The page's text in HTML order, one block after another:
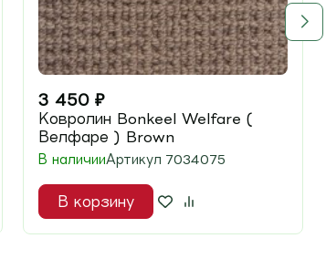
3 450 ₽
Ковролин Bonkeel Welfare (
Велфаре ) Brown
В наличииАртикул 7034075
В корзину